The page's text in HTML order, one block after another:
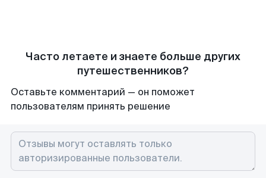
Часто летаете и знаете больше других
путешественников?
Оставьте комментарий — он поможет
пользователям принять решение